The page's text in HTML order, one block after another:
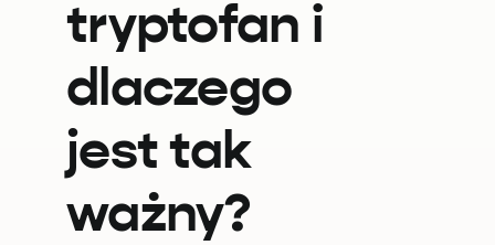
tryptofan i
dlaczego
jest tak
ważny?